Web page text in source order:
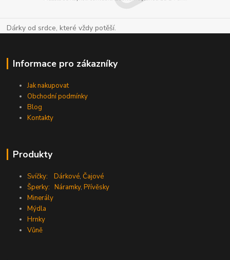
Dárky od srdce, které vždy potěší.
Informace pro zákazníky
Jak nakupovat
Obchodní podmínky
Blog
Kontakty
Produkty
Svíčky: Dárkové,Čajové
Šperky: Náramky,Přívěsky
Minerály
Mýdla
Hrnky
Vůně